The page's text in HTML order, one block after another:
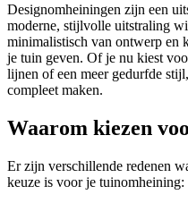
Designomheiningen zijn een
moderne, stijlvolle uitstraling
minimalistisch van ontwerp en
je tuin geven. Of je nu kiest
lijnen of een meer gedurfde
compleet maken.
Waarom kiezen
Er zijn verschillende redenen
keuze is voor je tuinomheining: